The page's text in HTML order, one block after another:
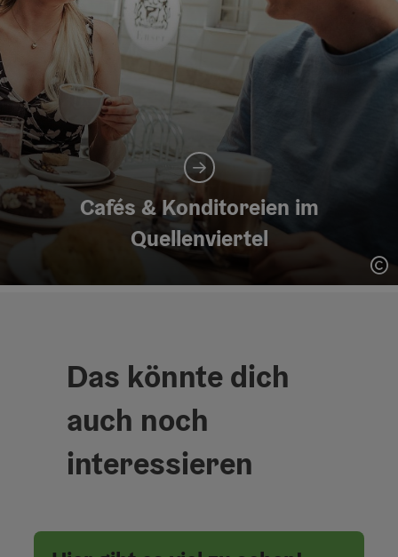
Cafés & Konditoreien im
Quellenviertel
Das könnte dich
auch noch
interessieren